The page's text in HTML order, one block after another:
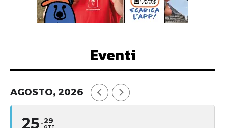
Eventi
AGOSTO, 2026
25 29